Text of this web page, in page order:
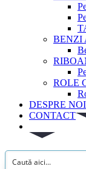
BENZI
ROLE
DESPRE NOI
CONTACT